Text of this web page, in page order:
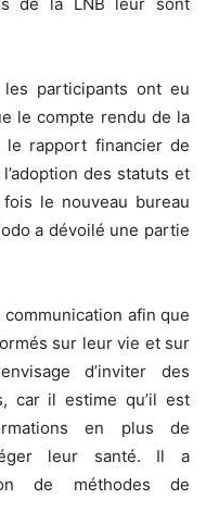
les participants ont eu
le compte rendu de la
le rapport financier de
des statuts et
le nouveau bureau
a dévoilé une partie
afin que
sur leur vie et sur
d’inviter des
car il estime qu’il est
en plus de
leur santé. Il a
de méthodes de